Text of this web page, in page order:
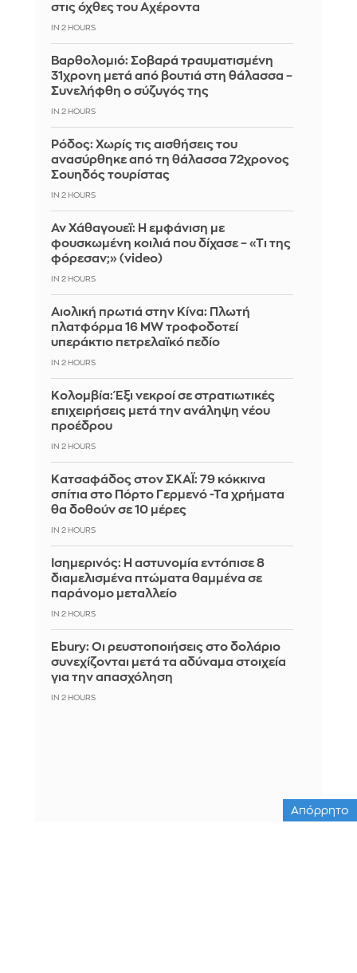
στις όχθες του Αχέροντα
IN 2 HOURS
Βαρθολομιό: Σοβαρά τραυματισμένη
31χρονη μετά από βουτιά στη θάλασσα –
Συνελήφθη ο σύζυγός της
IN 2 HOURS
Ρόδος: Χωρίς τις αισθήσεις του
ανασύρθηκε από τη θάλασσα 72χρονος
Σουηδός τουρίστας
IN 2 HOURS
Αν Χάθαγουεϊ: Η εμφάνιση με
φουσκωμένη κοιλιά που δίχασε – «Τι της
φόρεσαν;» (video)
IN 2 HOURS
Αιολική πρωτιά στην Κίνα: Πλωτή
πλατφόρμα 16 MW τροφοδοτεί
υπεράκτιο πετρελαϊκό πεδίο
IN 2 HOURS
Κολομβία: Έξι νεκροί σε στρατιωτικές
επιχειρήσεις μετά την ανάληψη νέου
προέδρου
IN 2 HOURS
Kατσαφάδος στον ΣΚΑΪ: 79 κόκκινα
σπίτια στο Πόρτο Γερμενό -Τα χρήματα
θα δοθούν σε 10 μέρες
IN 2 HOURS
Ισημερινός: Η αστυνομία εντόπισε 8
διαμελισμένα πτώματα θαμμένα σε
παράνομο μεταλλείο
IN 2 HOURS
Ebury: Οι ρευστοποιήσεις στο δολάριο
συνεχίζονται μετά τα αδύναμα στοιχεία
για την απασχόληση
IN 2 HOURS
Απόρρητο